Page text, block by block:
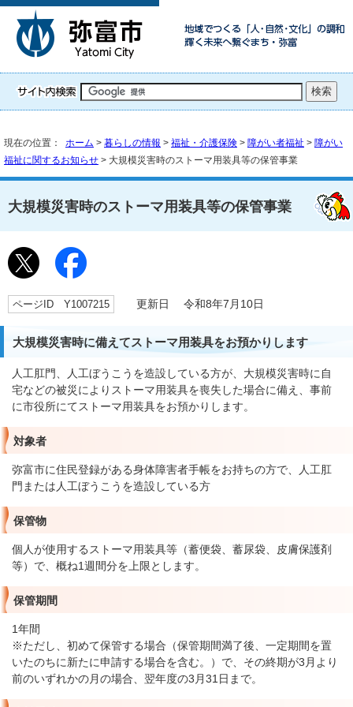
現在の位置： ホーム > 暮らしの情報 > 福祉・介護保険 > 障がい者福祉 > 障がい
福祉に関するお知らせ > 大規模災害時のストーマ用装具等の保管事業
大規模災害時のストーマ用装具等の保管事業
ページID Y1007215 更新日 令和8年7月10日
大規模災害時に備えてストーマ用装具をお預かりします
人工肛門、人工ぼうこうを造設している方が、大規模災害時に自
宅などの被災によりストーマ用装具を喪失した場合に備え、事前
に市役所にてストーマ用装具をお預かりします。
対象者
弥富市に住民登録がある身体障害者手帳をお持ちの方で、人工肛
門または人工ぼうこうを造設している方
保管物
個人が使用するストーマ用装具等（蓄便袋、蓄尿袋、皮膚保護剤
等）で、概ね1週間分を上限とします。
保管期間
1年間
※ただし、初めて保管する場合（保管期間満了後、一定期間を置
いたのちに新たに申請する場合を含む。）で、その終期が3月より
前のいずれかの月の場合、翌年度の3月31日まで。